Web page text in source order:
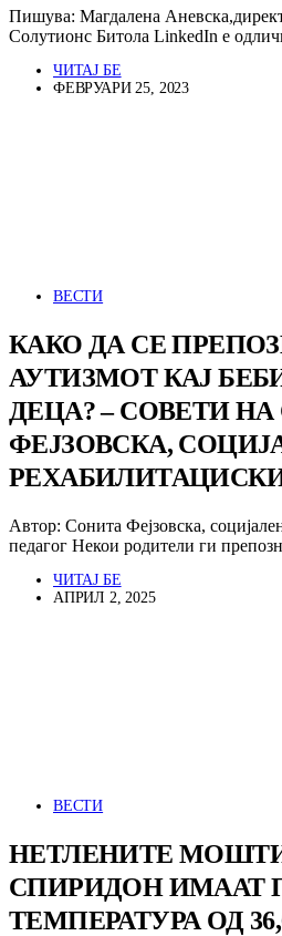
Пишува: Магдалена
Солутионс Битола LinkedIn е
ЧИТАЈ БЕ
ФЕВРУАРИ 25, 2023
ВЕСТИ
КАКО ДА СЕ
АУТИЗМОТ КАЈ
ДЕЦА? – СОВЕТИ
ФЕЈЗОВСКА,
Автор: Сонита Фејзовска,
педагог Некои родители ги
ЧИТАЈ БЕ
АПРИЛ 2, 2025
ВЕСТИ
НЕТЛЕНИТЕ
СПИРИДОН ИМААТ
ТЕМПЕРАТУРА ОД